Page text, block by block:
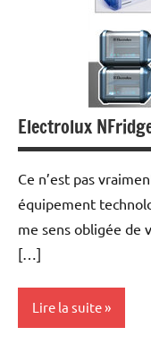
Electrolux
Ce n’est pas
équipement
me sens obligée de
[…]
Lire la suite